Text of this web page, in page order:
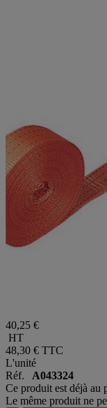
40,25 €
HT
48,30 € TTC
L'unité
Réf. A043324
Ce produit est déjà au
Le même produit ne